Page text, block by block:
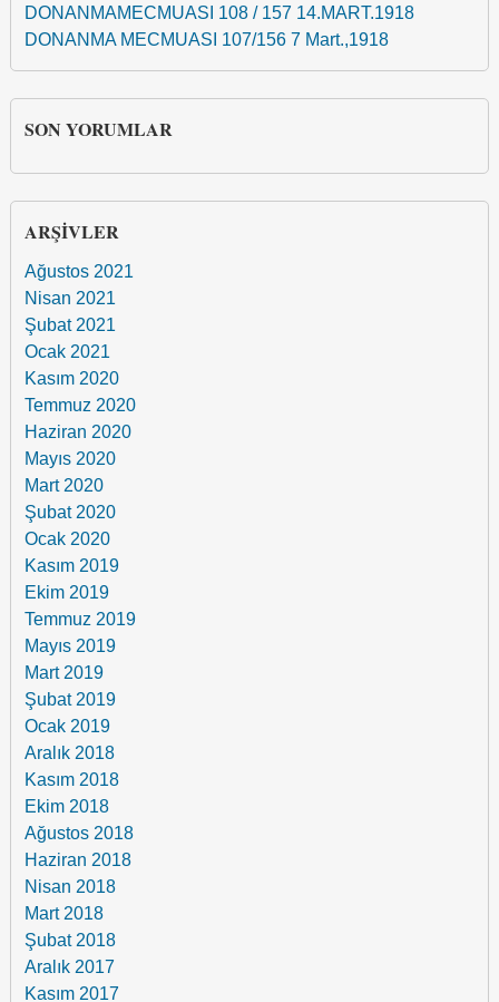
DONANMAMECMUASI 108 / 157 14.MART.1918
DONANMA MECMUASI 107/156 7 Mart.,1918
SON YORUMLAR
ARŞIVLER
Ağustos 2021
Nisan 2021
Şubat 2021
Ocak 2021
Kasım 2020
Temmuz 2020
Haziran 2020
Mayıs 2020
Mart 2020
Şubat 2020
Ocak 2020
Kasım 2019
Ekim 2019
Temmuz 2019
Mayıs 2019
Mart 2019
Şubat 2019
Ocak 2019
Aralık 2018
Kasım 2018
Ekim 2018
Ağustos 2018
Haziran 2018
Nisan 2018
Mart 2018
Şubat 2018
Aralık 2017
Kasım 2017